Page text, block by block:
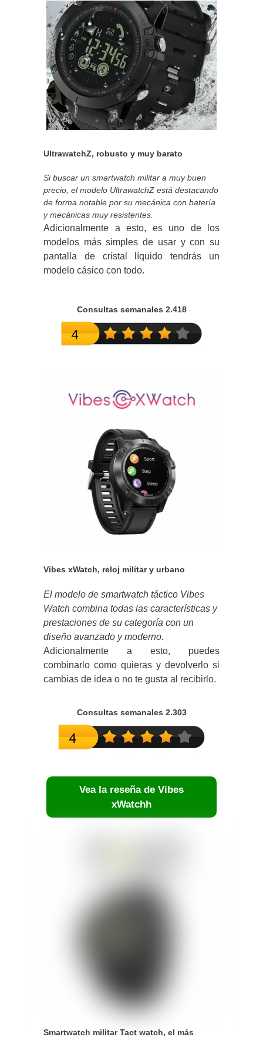
UltrawatchZ, robusto y muy barato
Si buscar un smartwatch militar a muy buen
precio, el modelo UltrawatchZ está destacando
de forma notable por su mecánica con batería
y mecánicas muy resistentes.
Adicionalmente a esto, es uno de los
modelos más simples de usar y con su
pantalla de cristal líquido tendrás un
modelo cásico con todo.
Consultas semanales 2.418
Vibes xWatch, reloj militar y urbano
El modelo de smartwatch táctico Vibes
Watch combina todas las características y
prestaciones de su categoría con un
diseño avanzado y moderno.
Adicionalmente a esto, puedes
combinarlo como quieras y devolverlo si
cambias de idea o no te gusta al recibirlo.
Consultas semanales 2.303
Vea la reseña de Vibes
xWatchh
Smartwatch militar Tact watch, el más